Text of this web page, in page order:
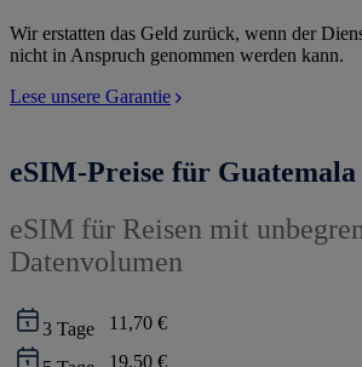
Wir erstatten das Geld zurück, wenn der
nicht in Anspruch genommen werden kann.
Lese unsere Garantie
eSIM-Preise für Guatemala
eSIM für Reisen mit
Datenvolumen
3 Tage 11,70 €
19,50 €